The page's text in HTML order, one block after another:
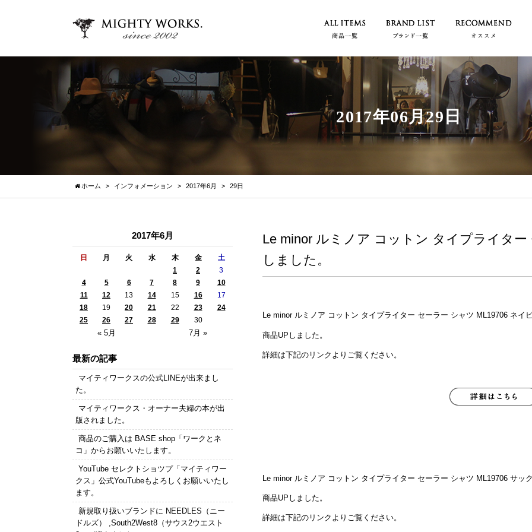
2017年06月29日
ホーム インフォメーション 2017年6月 29日
Le minor ルミノア コットン タイプライタ
しました。
Le minor ルミノア コットン タイプライター セーラー シャツ ML19706 ネイ
商品UPしました。
詳細は下記のリンクよりご覧ください。
Le minor ルミノア コットン タイプライター セーラー シャツ ML19706 サッ
商品UPしました。
詳細は下記のリンクよりご覧ください。
2017年6月
日 月 火 水 木 金 土
« 5月 7月 »
1 2
3
4
5 6 7 8 9
10
11
12 13 14 15 16
17
18
19 20 21 22 23
24
25
26 27 28 29 30
最新の記事
マイティワークスの公式LINEが出来まし
た。
マイティワークス・オーナー夫婦の本が出
版されました。
商品のご購入は BASE shop「ワークとネ
コ」からお願いいたします。
YouTube セレクトショツプ「マイティワー
クス」公式YouTubeもよろしくお願いいたし
ます。
新規取り扱いブランドに NEEDLES（ニー
ドルズ） ,South2West8（サウス2ウエスト